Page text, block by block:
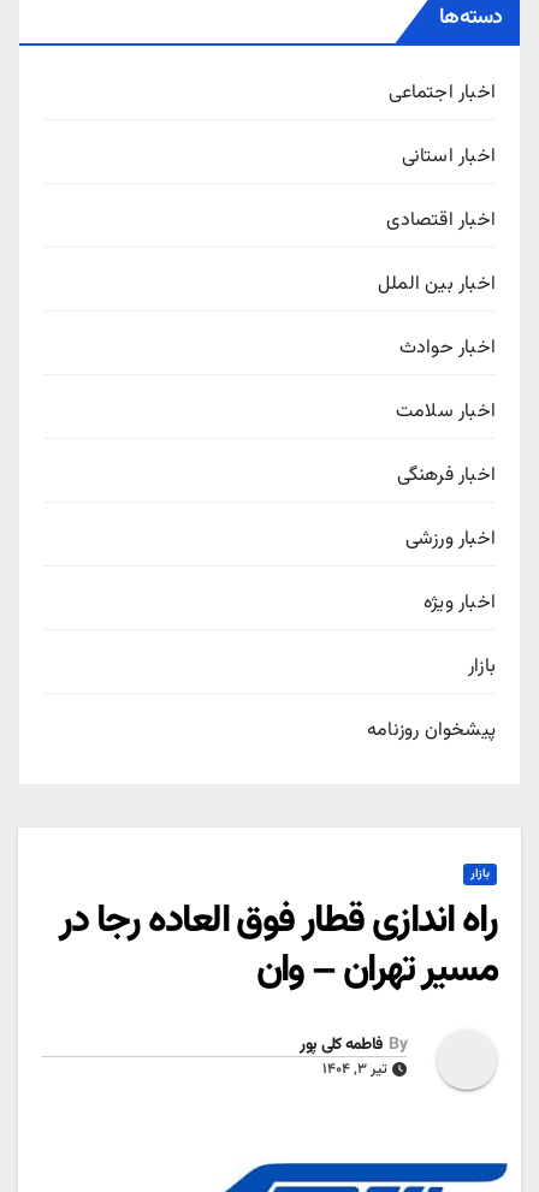
دسته‌ها
اخبار اجتماعی
اخبار استانی
اخبار اقتصادی
اخبار بین الملل
اخبار حوادث
اخبار سلامت
اخبار فرهنگی
اخبار ورزشی
اخبار ویژه
بازار
پیشخوان روزنامه
بازار
راه اندازی قطار فوق العاده رجا در
مسیر تهران – وان
By فاطمه کلی پور
تیر ۳, ۱۴۰۴